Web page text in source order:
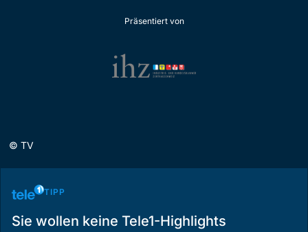
Präsentiert von
© TV
TIPP
Sie wollen keine Tele1-Highlights